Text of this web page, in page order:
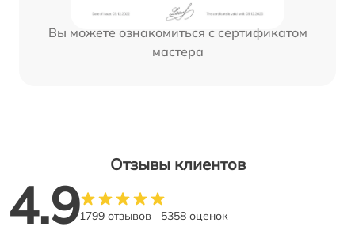
Вы можете ознакомиться с сертификатом
мастера
Отзывы клиентов
4.91799 отзывов 5358 оценок